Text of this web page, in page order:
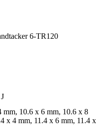
6-TR120
mm, 10.6 x 6 mm, 10.6 x 8
x 4 mm, 11.4 x 6 mm, 11.4 x